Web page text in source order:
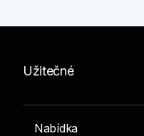
Užitečné
Nabídka